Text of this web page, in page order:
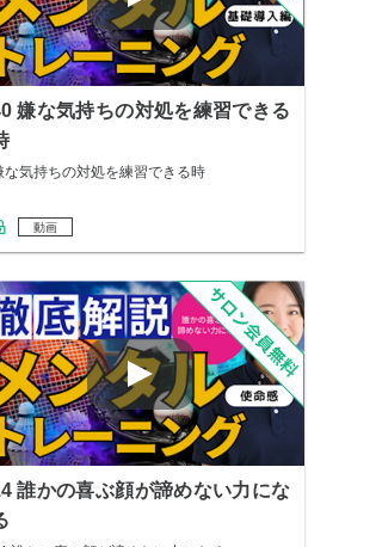
嫌な気持ちの対処を練習できる
な気持ちの対処を練習できる時
動画
誰かの喜ぶ顔が諦めない力にな